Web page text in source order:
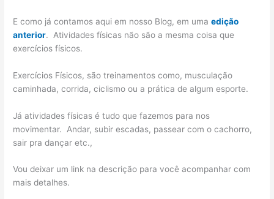
E como já contamos aqui em nosso Blog, em umaedição
anterior. Atividades físicas não são a mesma coisa que
exercícios físicos.
Exercícios Físicos, são treinamentos como, musculação
caminhada, corrida, ciclismo ou a prática de algum esporte.
Já atividades físicas é tudo que fazemos para nos
movimentar. Andar, subir escadas, passear com o cachorro,
sair pra dançar etc.,
Vou deixar um link na descrição para você acompanhar com
mais detalhes.